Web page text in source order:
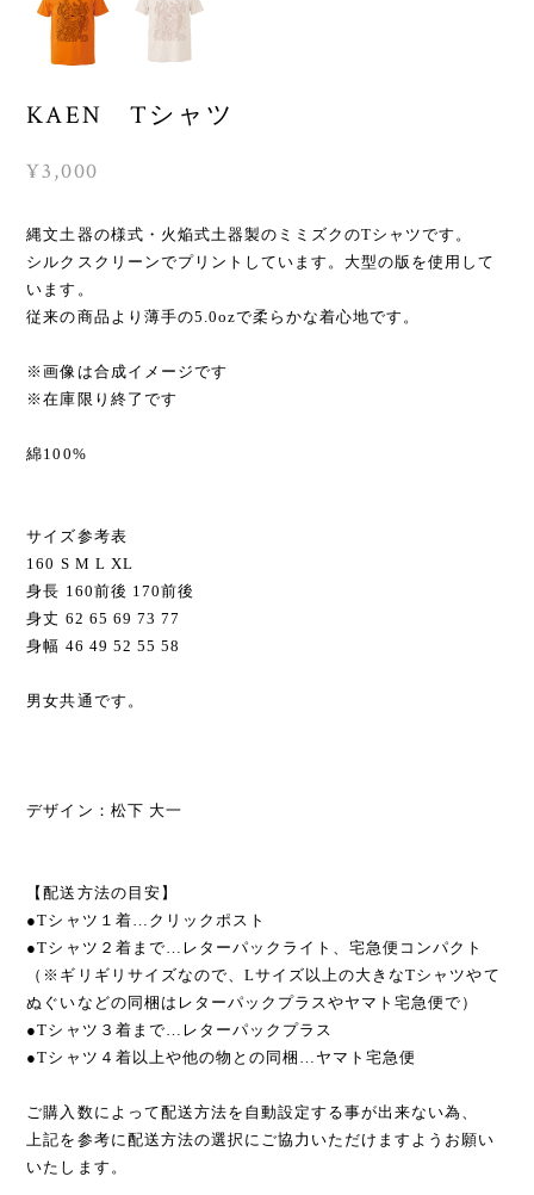
KAEN Tシャツ
¥3,000
縄文土器の様式・火焔式土器製のミミズクのTシャツです。
シルクスクリーンでプリントしています。大型の版を使用して
います。
従来の商品より薄手の5.0ozで柔らかな着心地です。
※画像は合成イメージです
※在庫限り終了です
綿100%
サイズ参考表
160 S M L XL
身長 160前後 170前後
身丈 62 65 69 73 77
身幅 46 49 52 55 58
男女共通です。
デザイン：松下 大一
【配送方法の目安】
●Tシャツ１着…クリックポスト
●Tシャツ２着まで…レターパックライト、宅急便コンパクト
（※ギリギリサイズなので、Lサイズ以上の大きなTシャツやて
ぬぐいなどの同梱はレターパックプラスやヤマト宅急便で）
●Tシャツ３着まで…レターパックプラス
●Tシャツ４着以上や他の物との同梱…ヤマト宅急便
ご購入数によって配送方法を自動設定する事が出来ない為、
上記を参考に配送方法の選択にご協力いただけますようお願い
いたします。